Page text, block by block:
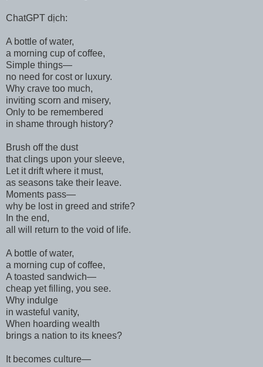
ChatGPT dịch:
A bottle of water,
a morning cup of coffee,
Simple things—
no need for cost or luxury.
Why crave too much,
inviting scorn and misery,
Only to be remembered
in shame through history?
Brush off the dust
that clings upon your sleeve,
Let it drift where it must,
as seasons take their leave.
Moments pass—
why be lost in greed and strife?
In the end,
all will return to the void of life.
A bottle of water,
a morning cup of coffee,
A toasted sandwich—
cheap yet filling, you see.
Why indulge
in wasteful vanity,
When hoarding wealth
brings a nation to its knees?
It becomes culture—